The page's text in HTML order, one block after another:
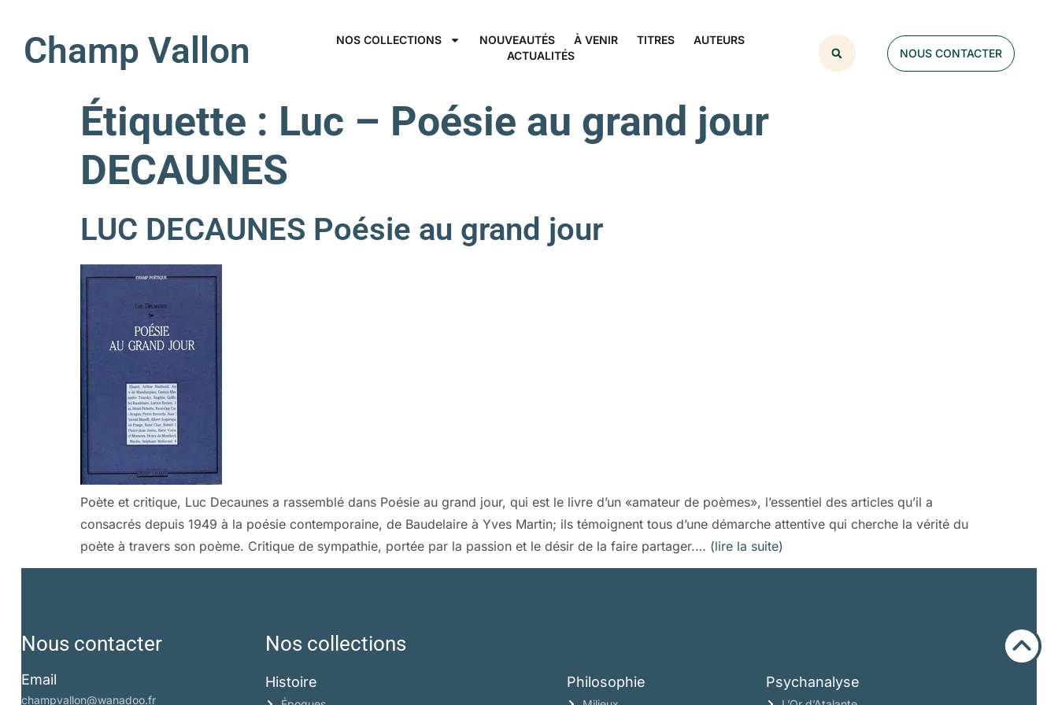
Champ Vallon NOS COLLECTIONS NOUVEAUTÉS À VENIR TITRES
AUTEURS
ACTUALITÉS
NOUS CONTACTER
Étiquette : Luc – Poésie au grand jour
DECAUNES
LUC DECAUNES Poésie au grand jour
Poète et critique, Luc Decaunes a rassemblé dans Poésie au grand jour, qui est le livre d’un «amateur de poèmes», l’essentiel des articles qu’il a
consacrés depuis 1949 à la poésie contemporaine, de Baudelaire à Yves Martin; ils témoignent tous d’une démarche attentive qui cherche la vérité du
poète à travers son poème. Critique de sympathie, portée par la passion et le désir de la faire partager.… (lire la suite)
Nous contacter
Email
champvallon@wanadoo.fr
Nos collections
Histoire Philosophie Psychanalyse